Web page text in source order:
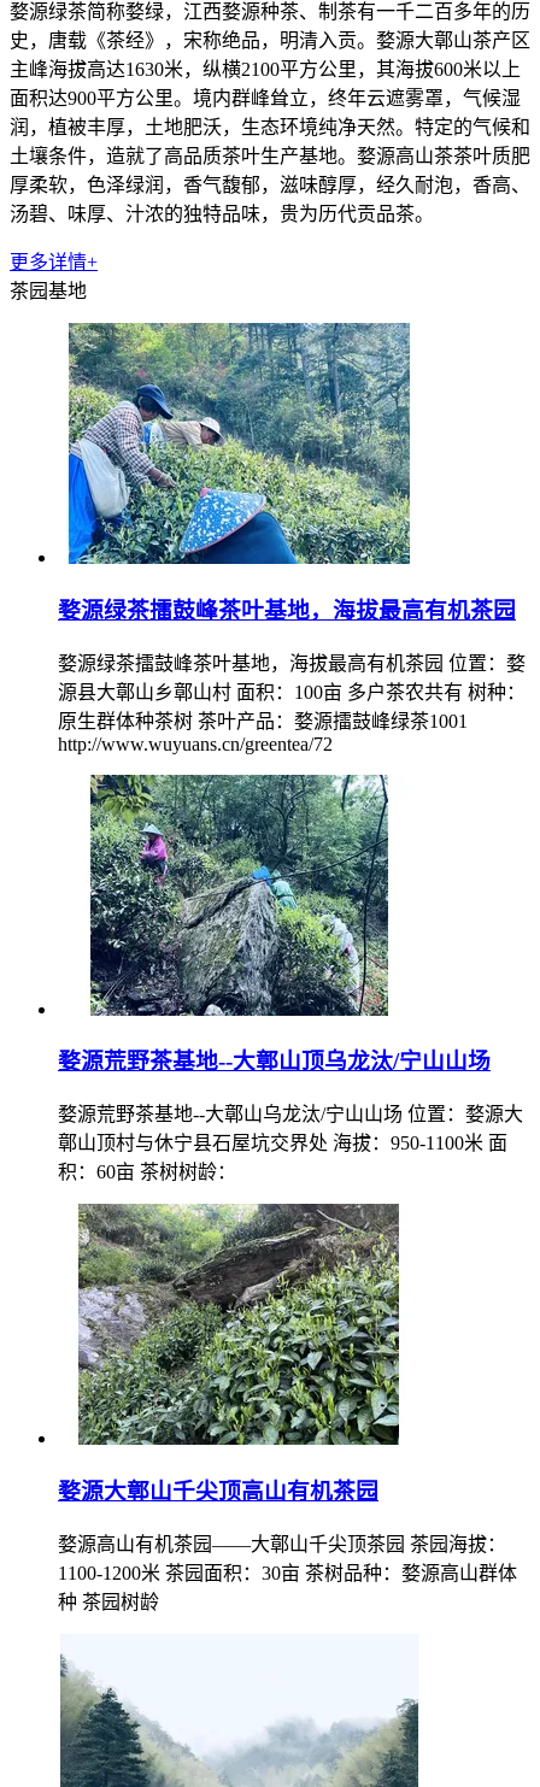
婺源绿茶简称婺绿，江西婺源种茶、制茶有一千二百多年的历
史，唐载《茶经》，宋称绝品，明清入贡。婺源大鄣山茶产区
主峰海拔高达1630米，纵横2100平方公里，其海拔600米以上
面积达900平方公里。境内群峰耸立，终年云遮雾罩，气候湿
润，植被丰厚，土地肥沃，生态环境纯净天然。特定的气候和
土壤条件，造就了高品质茶叶生产基地。婺源高山茶茶叶质肥
厚柔软，色泽绿润，香气馥郁，滋味醇厚，经久耐泡，香高、
汤碧、味厚、汁浓的独特品味，贵为历代贡品茶。
更多详情+
茶园基地
婺源绿茶擂鼓峰茶叶基地，海拔最高有机茶园
婺源绿茶擂鼓峰茶叶基地，海拔最高有机茶园 位置：婺
源县大鄣山乡鄣山村 面积：100亩 多户茶农共有 树种：
原生群体种茶树 茶叶产品：婺源擂鼓峰绿茶1001
http://www.wuyuans.cn/greentea/72
婺源荒野茶基地--大鄣山顶乌龙汰/宁山山场
婺源荒野茶基地--大鄣山乌龙汰/宁山山场 位置：婺源大
鄣山顶村与休宁县石屋坑交界处 海拔：950-1100米 面
积：60亩 茶树树龄：
婺源大鄣山千尖顶高山有机茶园
婺源高山有机茶园——大鄣山千尖顶茶园 茶园海拔：
1100-1200米 茶园面积：30亩 茶树品种：婺源高山群体
种 茶园树龄